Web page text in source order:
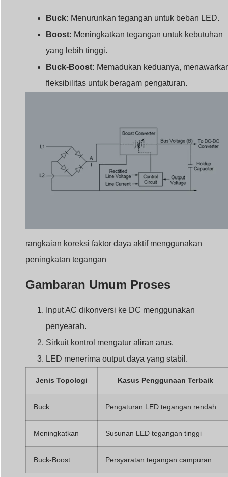
Buck: Menurunkan tegangan untuk beban LED.
Boost: Meningkatkan tegangan untuk kebutuhan
yang lebih tinggi.
Buck-Boost: Memadukan keduanya,
fleksibilitas untuk beragam pengaturan.
rangkaian koreksi faktor daya aktif menggunakan
peningkatan tegangan
Gambaran Umum Proses
Input AC dikonversi ke DC menggunakan
penyearah.
Sirkuit kontrol mengatur aliran arus.
LED menerima output daya yang stabil.
Jenis Topologi Kasus Penggunaan Terbaik
Buck Pengaturan LED tegangan rendah
Meningkatkan Susunan LED tegangan tinggi
Buck-Boost Persyaratan tegangan campuran